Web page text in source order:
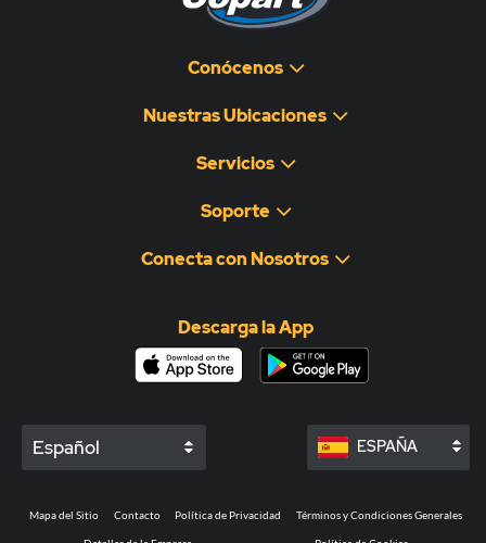
Conócenos
Nuestras Ubicaciones
Servicios
Soporte
Conecta con Nosotros
Descarga la App
Español ESPAÑA
Mapa del Sitio Contacto Política de Privacidad Términos y Condiciones Generales